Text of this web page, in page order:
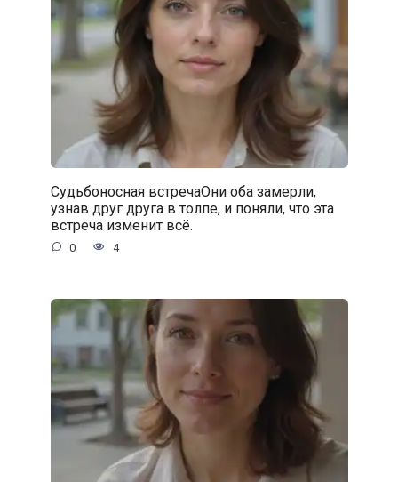
Судьбоносная встречаОни оба замерли,
узнав друг друга в толпе, и поняли, что эта
встреча изменит всё.
0 4